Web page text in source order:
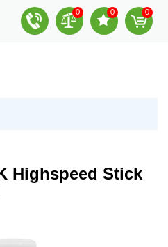
0 0 0
Highspeed Stick